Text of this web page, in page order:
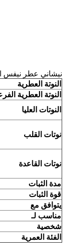
نيشاني عطر نيفس
النوتة العطرية
النوتة العطرية
النوتات العليا
نوتات القلب
نوتات القاعدة
مدة الثبات
قوة الثبات
يتوافق مع
مناسب لـ
شخصية
الفئة العمرية